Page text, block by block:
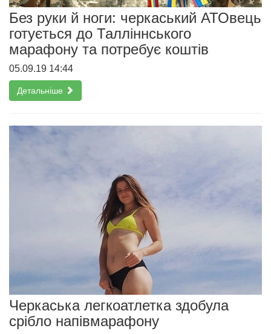
Без руки й ноги: черкаський АТОвець
готується до Талліннського
марафону та потребує коштів
05.09.19 14:44
Детальніше
Черкаська легкоатлетка здобула
срібло напівмарафону